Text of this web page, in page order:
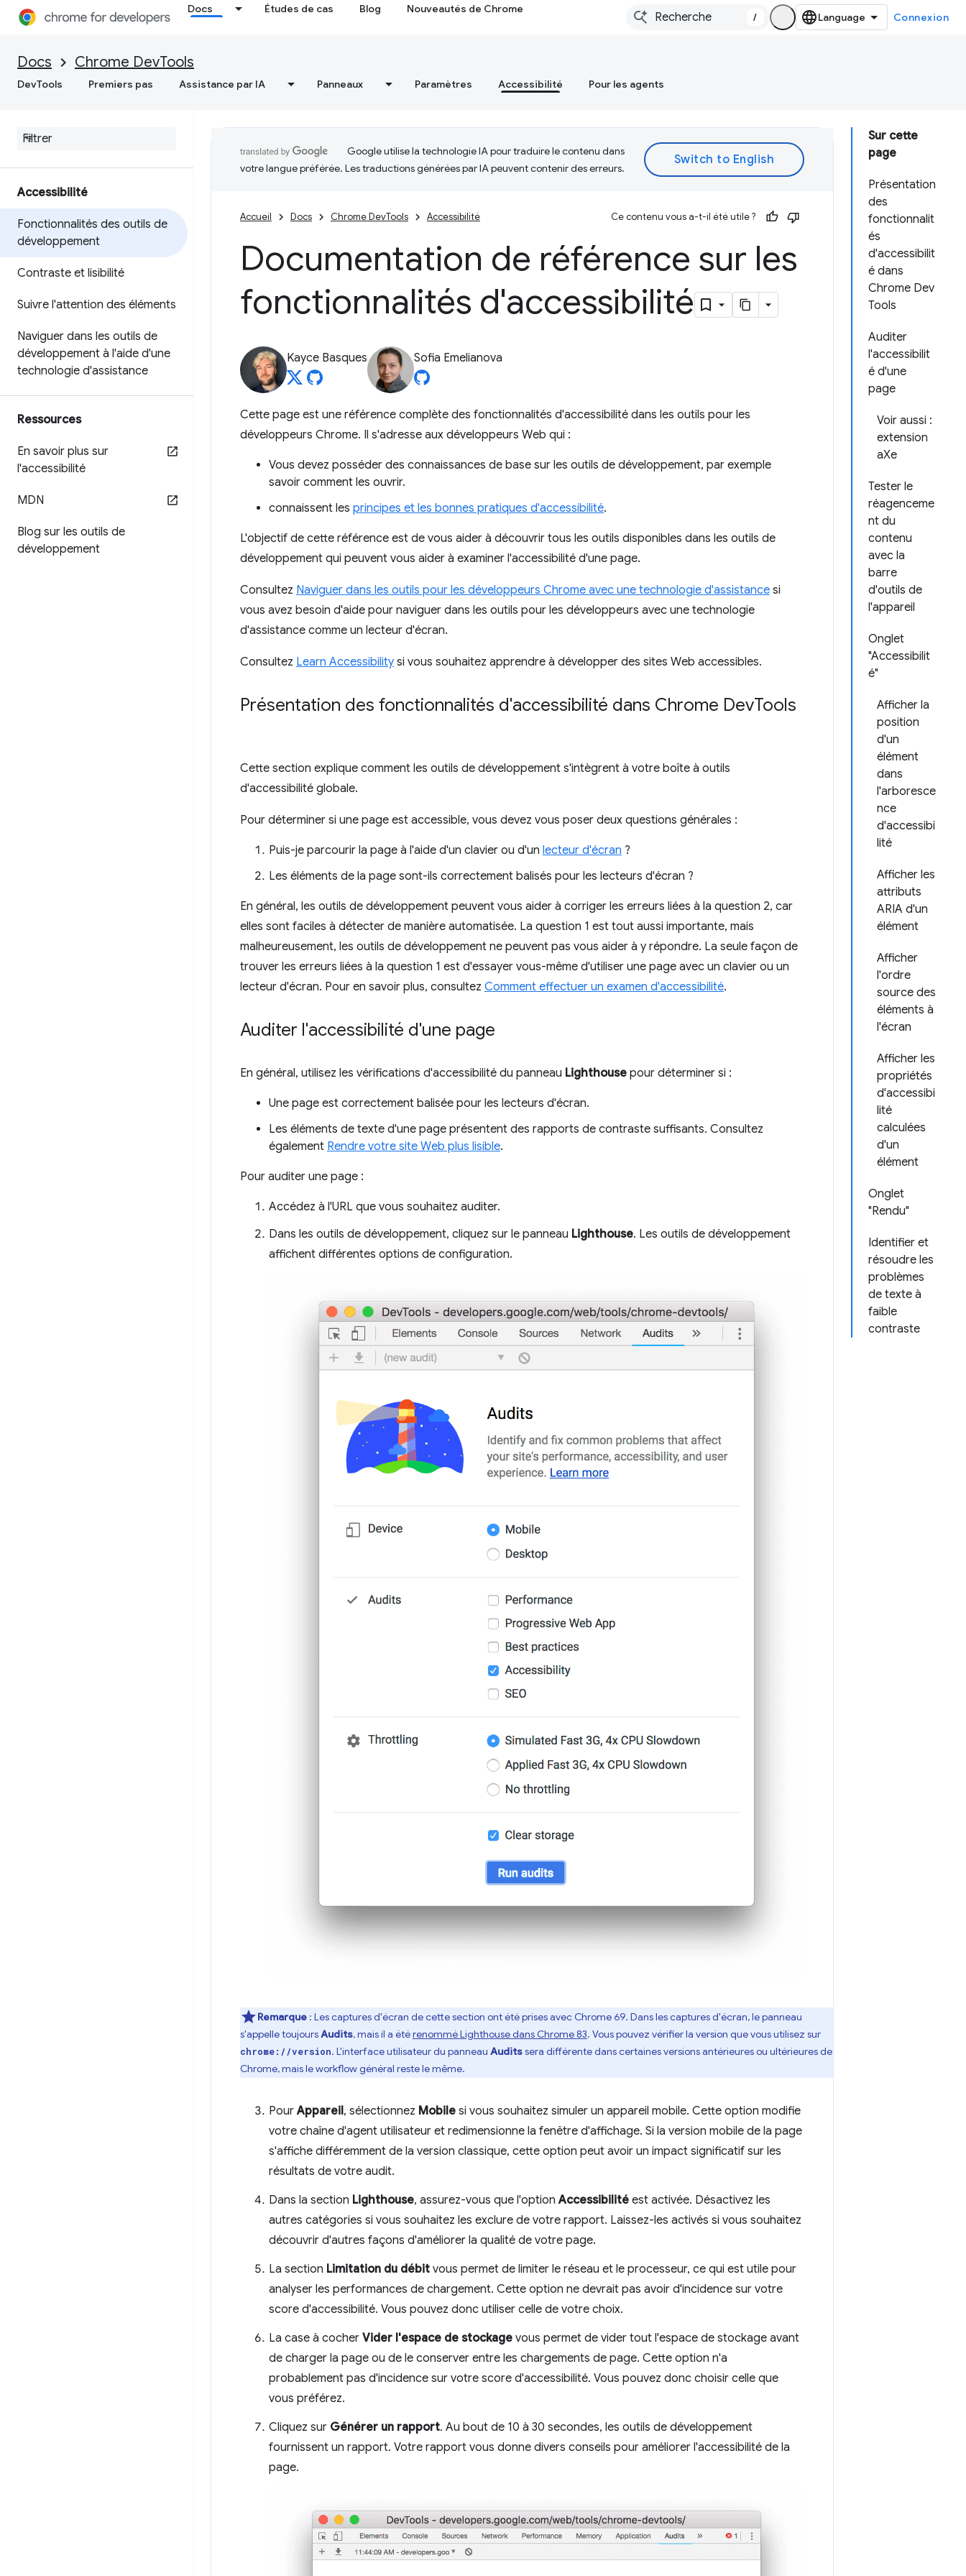
Docs Études de cas Blog Nouveautés de Chrome
/ Connexion
Docs Chrome DevTools
DevTools Premiers pas Assistance par IA Panneaux Paramètres Accessibilité Pour les agents
Accessibilité
Fonctionnalités des outils de
développement
Contraste et lisibilité
Suivre l'attention des éléments
Naviguer dans les outils de
développement à l'aide d'une
technologie d'assistance
Ressources
En savoir plus sur
l'accessibilité
MDN
Blog sur les outils de
développement
Sur cette
page
Présentation
des
fonctionnalit
és
d'accessibilit
é dans
Chrome Dev
Tools
Auditer
l'accessibilit
é d'une
page
Voir aussi :
extension
aXe
Tester le
réagenceme
nt du
contenu
avec la
barre
d'outils de
l'appareil
Onglet
"Accessibilit
é"
Afficher la
position
d'un
élément
dans
l'arboresce
nce
d'accessibi
lité
Afficher les
attributs
ARIA d'un
élément
Afficher
l'ordre
source des
éléments à
l'écran
Afficher les
propriétés
d'accessibi
lité
calculées
d'un
élément
Onglet
"Rendu"
Identifier et
résoudre les
problèmes
de texte à
faible
contraste
Google utilise la technologie IA pour traduire le contenu dans
votre langue préférée. Les traductions générées par IA peuvent contenir des erreurs.
Accueil Docs Chrome DevTools Accessibilité Ce contenu vous a-t-il été utile ?
Documentation de référence sur les
fonctionnalités d'accessibilité
Kayce Basques Sofia Emelianova
Cette page est une référence complète des fonctionnalités d'accessibilité dans les outils pour les
développeurs Chrome. Il s'adresse aux développeurs Web qui :
Vous devez posséder des connaissances de base sur les outils de développement, par exemple
savoir comment les ouvrir.
connaissent les principes et les bonnes pratiques d'accessibilité.
L'objectif de cette référence est de vous aider à découvrir tous les outils disponibles dans les outils de
développement qui peuvent vous aider à examiner l'accessibilité d'une page.
Consultez Naviguer dans les outils pour les développeurs Chrome avec une technologie d'assistance si
vous avez besoin d'aide pour naviguer dans les outils pour les développeurs avec une technologie
d'assistance comme un lecteur d'écran.
Consultez Learn Accessibility si vous souhaitez apprendre à développer des sites Web accessibles.
Présentation des fonctionnalités d'accessibilité dans Chrome DevTools
Cette section explique comment les outils de développement s'intègrent à votre boîte à outils
d'accessibilité globale.
Pour déterminer si une page est accessible, vous devez vous poser deux questions générales :
Puis-je parcourir la page à l'aide d'un clavier ou d'un lecteur d'écran ?
Les éléments de la page sont-ils correctement balisés pour les lecteurs d'écran ?
En général, les outils de développement peuvent vous aider à corriger les erreurs liées à la question 2, car
elles sont faciles à détecter de manière automatisée. La question 1 est tout aussi importante, mais
malheureusement, les outils de développement ne peuvent pas vous aider à y répondre. La seule façon de
trouver les erreurs liées à la question 1 est d'essayer vous-même d'utiliser une page avec un clavier ou un
lecteur d'écran. Pour en savoir plus, consultez Comment effectuer un examen d'accessibilité.
Auditer l'accessibilité d'une page
En général, utilisez les vérifications d'accessibilité du panneau Lighthouse pour déterminer si :
Une page est correctement balisée pour les lecteurs d'écran.
Les éléments de texte d'une page présentent des rapports de contraste suffisants. Consultez
également Rendre votre site Web plus lisible.
Pour auditer une page :
Accédez à l'URL que vous souhaitez auditer.
Dans les outils de développement, cliquez sur le panneau Lighthouse. Les outils de développement
affichent différentes options de configuration.
Remarque : Les captures d'écran de cette section ont été prises avec Chrome 69. Dans les captures d'écran, le panneau
s'appelle toujoursAudits, mais il a étérenommé Lighthouse dans Chrome 83. Vous pouvez vérifier la version que vous utilisez sur
chrome://version. L'interface utilisateur du panneau Auditssera différente dans certaines versions antérieures ou ultérieures de
Chrome, mais le workflow général reste le même.
PourAppareil, sélectionnez Mobile si vous souhaitez simuler un appareil mobile. Cette option modifie
votre chaîne d'agent utilisateur et redimensionne la fenêtre d'affichage. Si la version mobile de la page
s'affiche différemment de la version classique, cette option peut avoir un impact significatif sur les
résultats de votre audit.
Dans la section Lighthouse, assurez-vous que l'optionAccessibilité est activée. Désactivez les
autres catégories si vous souhaitez les exclure de votre rapport. Laissez-les activés si vous souhaitez
découvrir d'autres façons d'améliorer la qualité de votre page.
La section Limitation du débit vous permet de limiter le réseau et le processeur, ce qui est utile pour
analyser les performances de chargement. Cette option ne devrait pas avoir d'incidence sur votre
score d'accessibilité. Vous pouvez donc utiliser celle de votre choix.
La case à cocher Vider l'espace de stockage vous permet de vider tout l'espace de stockage avant
de charger la page ou de le conserver entre les chargements de page. Cette option n'a
probablement pas d'incidence sur votre score d'accessibilité. Vous pouvez donc choisir celle que
vous préférez.
Cliquez sur Générer un rapport. Au bout de 10 à 30 secondes, les outils de développement
fournissent un rapport. Votre rapport vous donne divers conseils pour améliorer l'accessibilité de la
page.